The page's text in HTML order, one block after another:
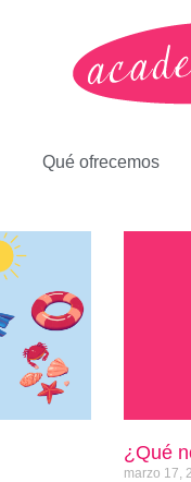
Qué ofrecemos
¿Qué
marzo 17,